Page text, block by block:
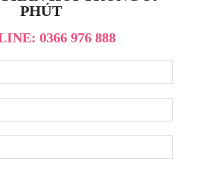
PHÚT
0366 976 888